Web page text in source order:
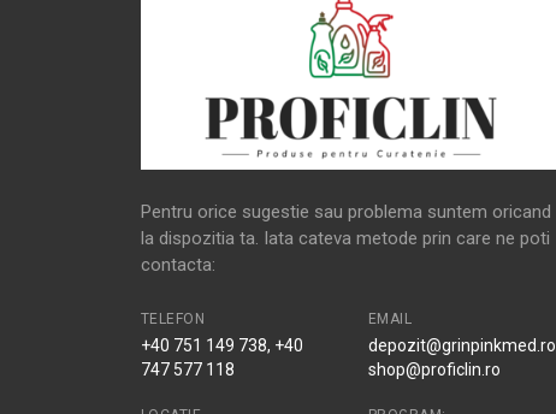
Pentru orice sugestie sau problema suntem oricand
la dispozitia ta. Iata cateva metode prin care ne poti
contacta:
TELEFON
+40 751 149 738, +40
747 577 118
EMAIL
depozit@grinpinkmed.ro
shop@proficlin.ro